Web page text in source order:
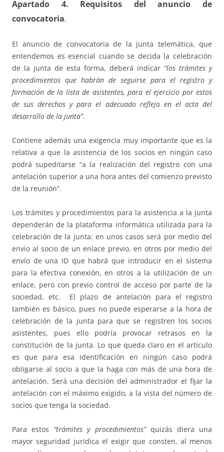
Apartado 4. Requisitos del anuncio de
convocatoria.
El anuncio de convocatoria de la junta telemática, que
entendemos es esencial cuando se decida la celebración
de la junta de esta forma, deberá indicar “los trámites y
procedimientos que habrán de seguirse para el registro y
formación de la lista de asistentes, para el ejercicio por estos
de sus derechos y para el adecuado reflejo en el acta del
desarrollo de la junta”.
Contiene además una exigencia muy importante que es la
relativa a que la asistencia de los socios en ningún caso
podrá supeditarse “a la realización del registro con una
antelación superior a una hora antes del comienzo previsto
de la reunión”.
Los trámites y procedimientos para la asistencia a la junta
dependerán de la plataforma informática utilizada para la
celebración de la junta: en unos casos será por medio del
envío al socio de un enlace previo, en otros por medio del
envío de una ID que habrá que introducir en el sistema
para la efectiva conexión, en otros a la utilización de un
enlace, pero con previo control de acceso por parte de la
sociedad, etc. El plazo de antelación para el registro
también es básico, pues no puede esperarse a la hora de
celebración de la junta para que se registren los socios
asistentes, pues ello podría provocar retrasos en la
constitución de la junta. Lo que queda claro en el artículo
es que para esa identificación en ningún caso podrá
obligarse al socio a que la haga con más de una hora de
antelación. Será una decisión del administrador el fijar la
antelación con el máximo exigido, a la vista del número de
socios que tenga la sociedad.
Para estos “trámites y procedimientos”quizás diera una
mayor seguridad jurídica el exigir que consten, al menos